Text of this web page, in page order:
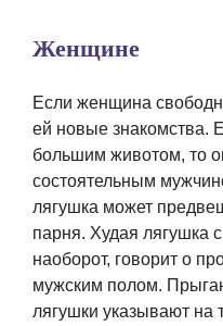
Женщине
Если женщина
ей новые знакомства.
большим животом, то
состоятельным
лягушка может
парня. Худая лягушка
наоборот, говорит о
мужским полом.
лягушки указывают на